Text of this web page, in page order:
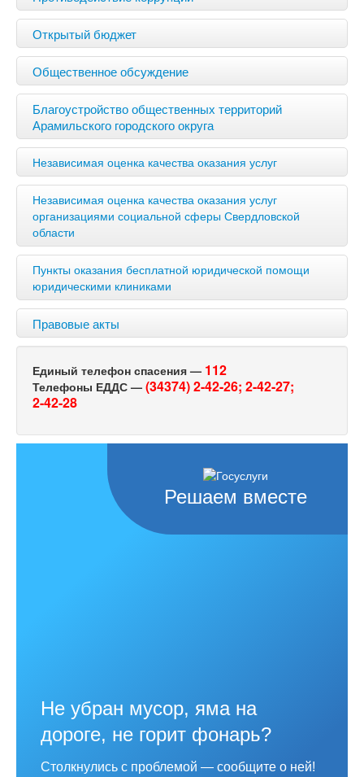
Открытый бюджет
Общественное обсуждение
Благоустройство общественных территорий
Арамильского городского округа
Независимая оценка качества оказания услуг
Независимая оценка качества оказания услуг
организациями социальной сферы Свердловской
области
Пункты оказания бесплатной юридической помощи
юридическими клиниками
Правовые акты
Единый телефон спасения — 112
Телефоны ЕДДС — (34374) 2-42-26; 2-42-27;
2-42-28
Решаем вместе
Не убран мусор, яма на
дороге, не горит фонарь?
Столкнулись с проблемой — сообщите о ней!